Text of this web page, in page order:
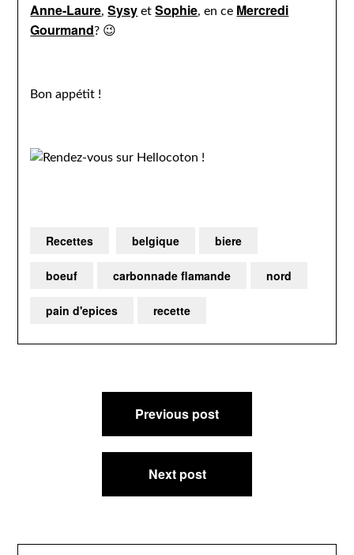
Anne-Laure,Sysy etSophie, en ce Mercredi
Gourmand? 😉
Bon appétit !
Recettes belgique biere
boeuf carbonnade flamande nord
pain d'epices recette
Navigation
Previous post
Next post